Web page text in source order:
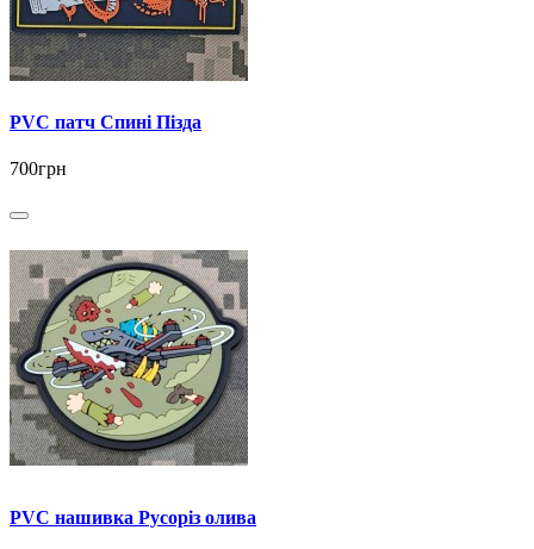
PVC патч Спині Пізда
700грн
PVC нашивка Русоріз олива